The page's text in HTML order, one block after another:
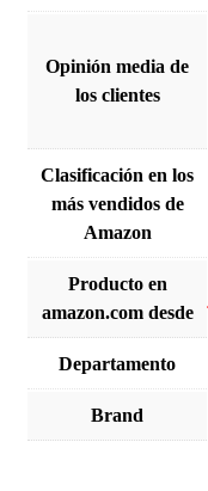
Opinión media de
los clientes
Clasificación en los
más vendidos de
Amazon
Producto en
amazon.com desde
Departamento
Brand